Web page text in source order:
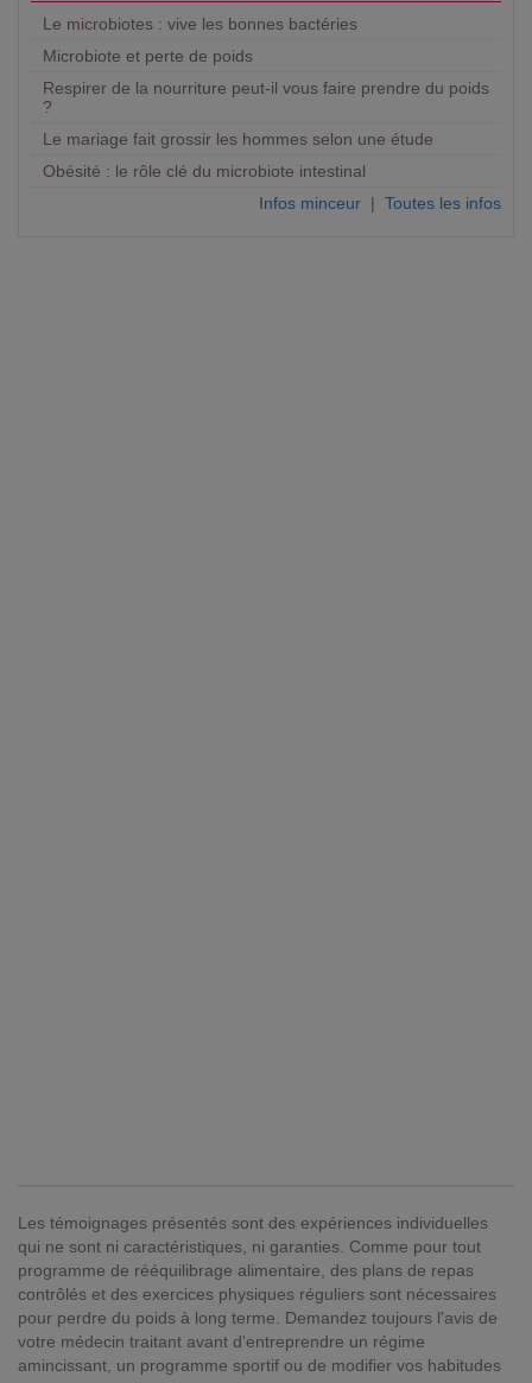
Le microbiotes : vive les bonnes bactéries
Microbiote et perte de poids
Respirer de la nourriture peut-il vous faire prendre du poids
?
Le mariage fait grossir les hommes selon une étude
Obésité : le rôle clé du microbiote intestinal
Infos minceur | Toutes les infos
Les témoignages présentés sont des expériences individuelles
qui ne sont ni caractéristiques, ni garanties. Comme pour tout
programme de rééquilibrage alimentaire, des plans de repas
contrôlés et des exercices physiques réguliers sont nécessaires
pour perdre du poids à long terme. Demandez toujours l'avis de
votre médecin traitant avant d'entreprendre un régime
amincissant, un programme sportif ou de modifier vos habitudes